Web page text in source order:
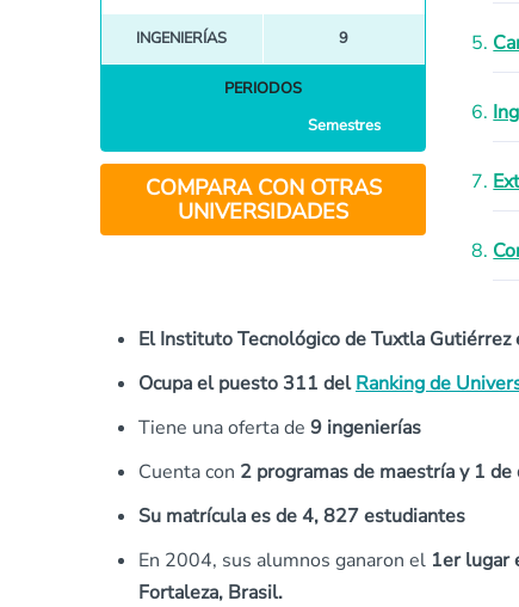
INGENIERÍAS 9
PERIODOS
Semestres
COMPARA CON OTRAS
UNIVERSIDADES
El Instituto Tecnológico de Tuxtla Gutiérrez
Ocupa el puesto 311 delRanking de
Tiene una oferta de 9 ingenierías
Cuenta con 2 programas de maestría y 1 de
Su matrícula es de 4, 827 estudiantes
En 2004, sus alumnos ganaron el 1er lugar
Fortaleza, Brasil.